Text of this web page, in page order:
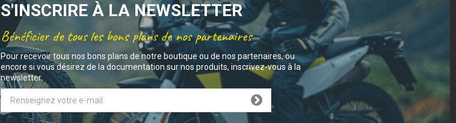
S'INSCRIRE À LA NEWSLETTER
Bénéficier de tous les bons plans de nos partenaires
Pour recevoir tous nos bons plans de notre boutique ou de nos partenaires, ou
encore si vous désirez de la documentation sur nos produits, inscrivez-vous à la
newsletter.